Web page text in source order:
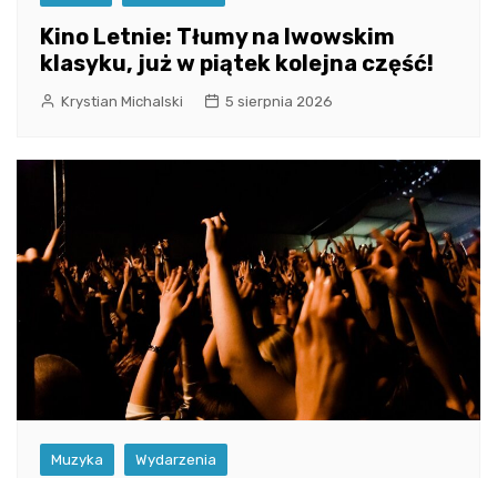
Kino Letnie: Tłumy na lwowskim
klasyku, już w piątek kolejna część!
Krystian Michalski 5 sierpnia 2026
Muzyka Wydarzenia